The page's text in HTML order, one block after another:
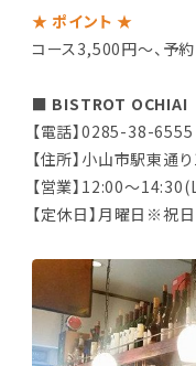
★ ポイント ★
コース3,500円～、予
■ BISTROT OCHIAI
【電話】0285-38-6555
【住所】小山市駅東通
【営業】12:00～
【定休日】月曜日※祝